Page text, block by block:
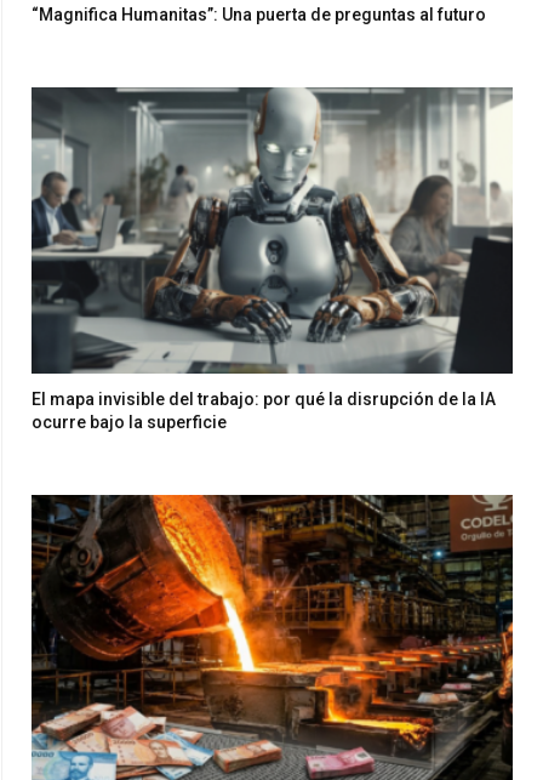
“Magnifica Humanitas”: Una puerta de preguntas al futuro
El mapa invisible del trabajo: por qué la disrupción de la IA
ocurre bajo la superficie